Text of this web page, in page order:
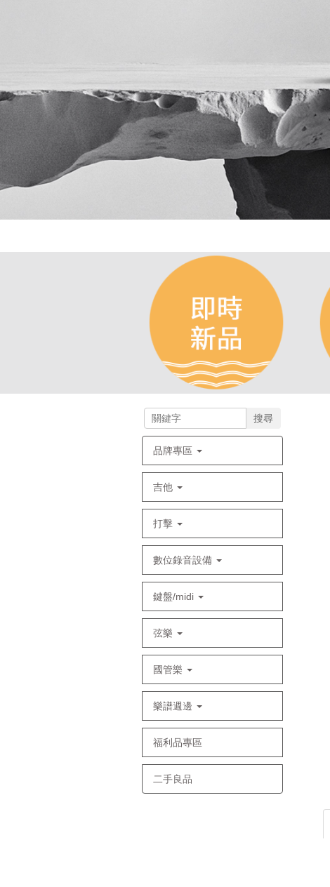
搜尋
品牌專區
吉他
打擊
數位錄音設備
鍵盤/midi
弦樂
國管樂
樂譜週邊
福利品專區
二手良品